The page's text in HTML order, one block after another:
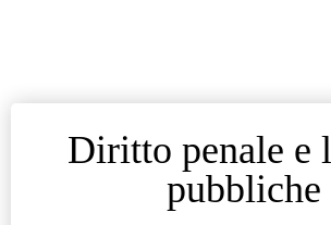
Diritto penale e
pubbliche